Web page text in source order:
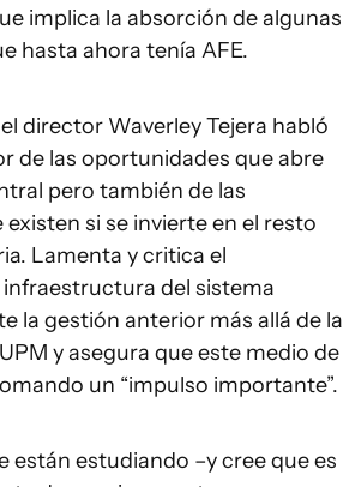
implica la absorción de algunas
hasta ahora tenía AFE.
director Waverley Tejera habló
de las oportunidades que abre
pero también de las
si se invierte en el resto
Lamenta y critica el
infraestructura del sistema
la gestión anterior más allá de la
y asegura que este medio de
un “impulso importante”.
están estudiando –y cree que es